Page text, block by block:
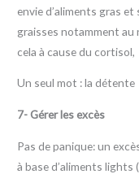
envie d’aliments gras
graisses notamment au
cela à cause du
Un seul mot : la détente
7- Gérer les excès
Pas de panique: un
à base d’aliments